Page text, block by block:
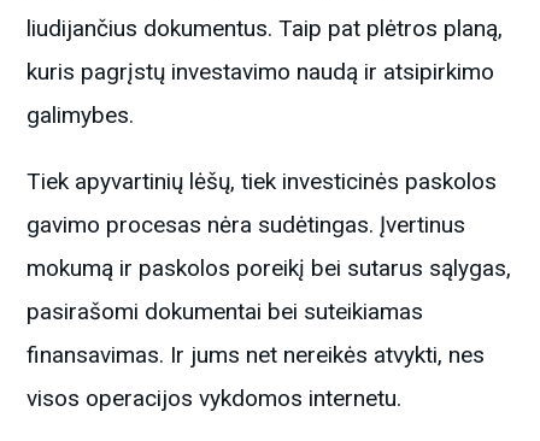
liudijančius dokumentus. Taip pat plėtros planą,
kuris pagrįstų investavimo naudą ir atsipirkimo
galimybes.
Tiek apyvartinių lėšų, tiek investicinės paskolos
gavimo procesas nėra sudėtingas. Įvertinus
mokumą ir paskolos poreikį bei sutarus sąlygas,
pasirašomi dokumentai bei suteikiamas
finansavimas. Ir jums net nereikės atvykti, nes
visos operacijos vykdomos internetu.